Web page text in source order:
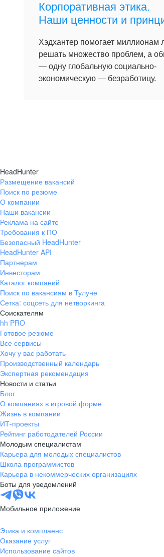
Корпоративная этика.
Наши ценности и
Хэдхантер помогает миллионам
решать множество проблем, а
— одну глобальную социально-
экономическую — безработицу.
HeadHunter
Размещение вакансий
Поиск по резюме
О компании
Наши вакансии
Реклама на сайте
Требования к ПО
Безопасный HeadHunter
HeadHunter API
Партнерам
Инвесторам
Каталог компаний
Поиск по вакансиям в Тулуне
Сетка: соцсеть для нетворкинга
Соискателям
hh PRO
Готовое резюме
Все сервисы
Хочу у вас работать
Производственный календарь
Экспертная рекомендация
Новости и статьи
Блог
О компаниях в игровой форме
Жизнь в компании
ИТ-проекты
Рейтинг работодателей России
Молодым специалистам
Карьера для молодых специалистов
Школа программистов
Карьера в некоммерческих организациях
Боты для уведомлений
Мобильное приложение
Этика и комплаенс
Оказание услуг
Использование сайтов